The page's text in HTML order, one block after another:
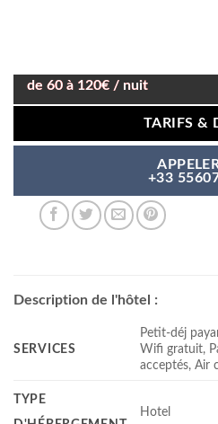
de 60 à 120€ / nuit
TARIFS &
+33
Description de l'hôtel :
SERVICES
Petit-déj
Wifi gratuit,
acceptés, Air
TYPE
Hotel